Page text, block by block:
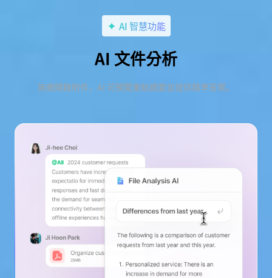
AI 智慧功能
AI 文件分析
無需開啟附件，AI 可預覽重點摘要並提供精準答案。